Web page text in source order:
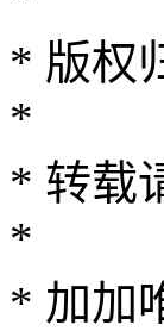
* 版权
*
* 转载
*
* 加加